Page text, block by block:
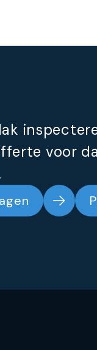
voor